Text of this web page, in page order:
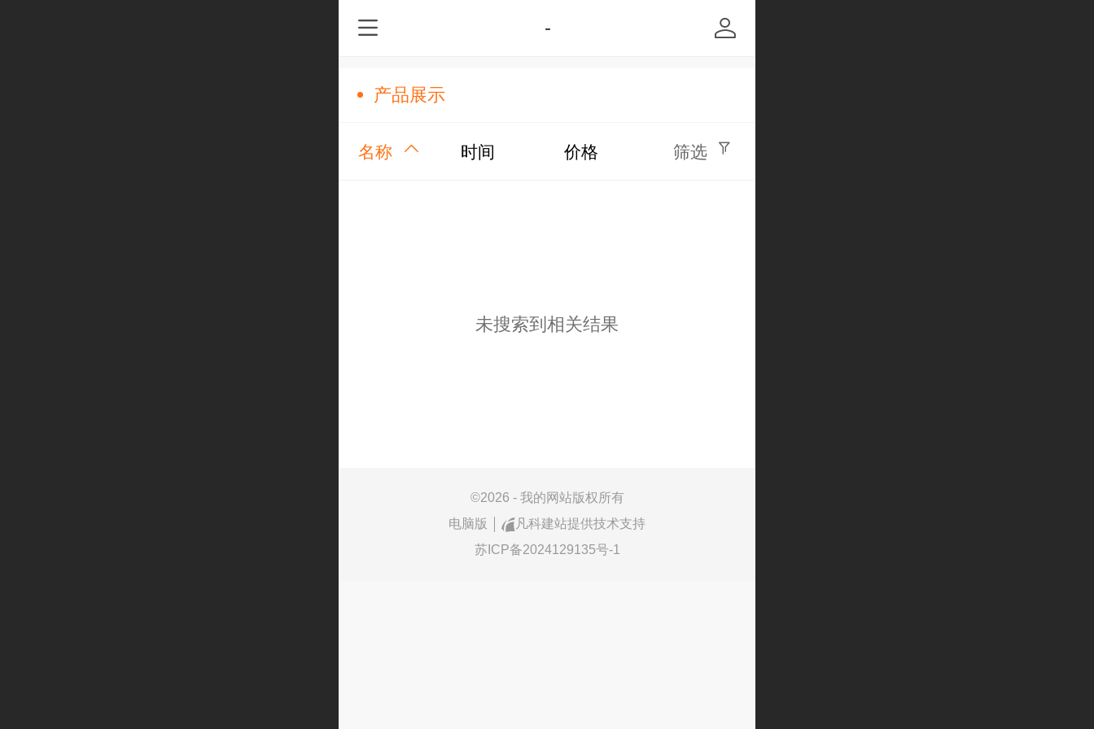
-
产品展示
名称 时间 价格 筛选
未搜索到相关结果
©2026 - 我的网站版权所有
电脑版
凡科建站提供技术支持
苏ICP备2024129135号-1